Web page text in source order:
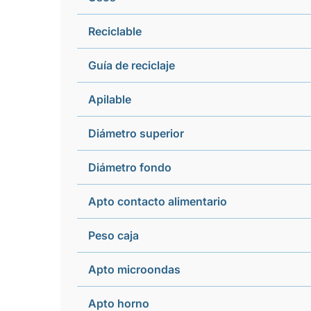
Reciclable
Guía de reciclaje
Apilable
Diámetro superior
Diámetro fondo
Apto contacto alimentario
Peso caja
Apto microondas
Apto horno